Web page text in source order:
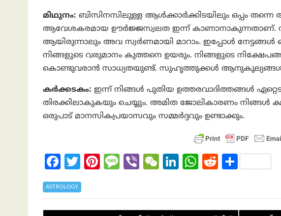
മിഥുനം: ബിസിനസിലുള്ള ആൾക്കാർക്കിടയിലും ഒപ്പം തന്നെ
ആവേശകരമായ ഊർജ്ജസ്വലത ഇന്ന് കാണാനാകുന്നതാണ്.
ആയിരുന്നാലും അവ സ്വർണമായി മാറാം. ഇപ്പോൾ
നിങ്ങളുടെ വരുമാനം കുത്തനെ ഉയരും. നിങ്ങളുടെ
കൊണ്ടുവരാൻ സാധ്യതയുണ്ട്. സുഹൃത്തുക്കൾ ആനുകൂല്യങ്ങൾ
കര്‍ക്കടകം: ഇന്ന് നിങ്ങൾ പുതിയ ഉത്തരവാദിത്തങ്ങൾ
തിരക്കിലാകുകയും ചെയ്യും. അമിത ജോലികാരണം നിങ്ങൾ
ഒരുപാട്‌ മാനസികപ്രയാസവും സമ്മർദ്ദവും ഉണ്ടാക്കും.
Fa
ce
b
o
T
w
itt
er
Pi
es
M
g
Vi W
h
Li
dI
W
s
R
di
S
e
ASTROLOGY